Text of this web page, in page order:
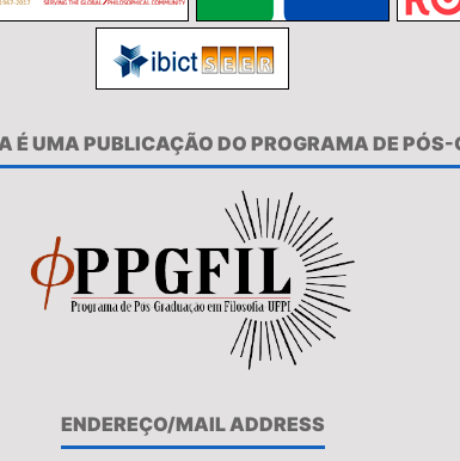
É UMA PUBLICAÇÃO DO PROGRAMA DE
ENDEREÇO/MAIL ADDRESS